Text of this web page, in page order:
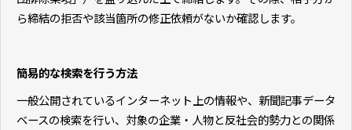
ら締結の拒否や該当箇所の修正依頼がないか確認します。
簡易的な検索を行う方法
一般公開されているインターネット上の情報や、新聞記事データ
ベースの検索を行い、対象の企業・人物と反社会的勢力との関係